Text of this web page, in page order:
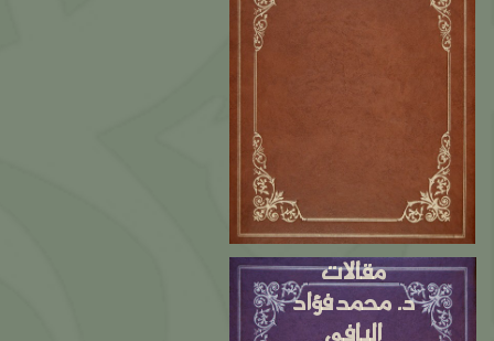
مقالات
د. محمد فؤاد
اليافي